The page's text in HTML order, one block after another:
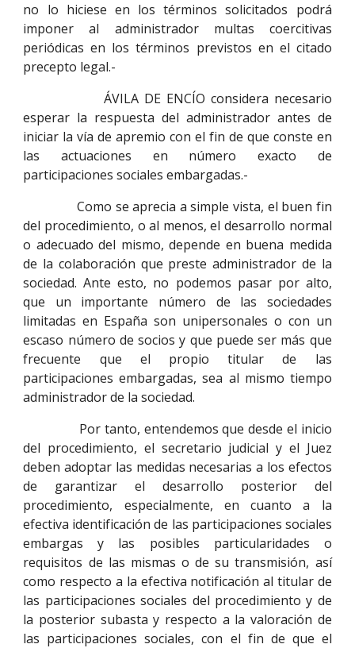
no lo hiciese en los términos solicitados podrá
imponer al administrador multas coercitivas
periódicas en los términos previstos en el citado
precepto legal.-
ÁVILA DE ENCÍO considera necesario
esperar la respuesta del administrador antes de
iniciar la vía de apremio con el fin de que conste en
las actuaciones en número exacto de
participaciones sociales embargadas.-
Como se aprecia a simple vista, el buen fin
del procedimiento, o al menos, el desarrollo normal
o adecuado del mismo, depende en buena medida
de la colaboración que preste administrador de la
sociedad. Ante esto, no podemos pasar por alto,
que un importante número de las sociedades
limitadas en España son unipersonales o con un
escaso número de socios y que puede ser más que
frecuente que el propio titular de las
participaciones embargadas, sea al mismo tiempo
administrador de la sociedad.
Por tanto, entendemos que desde el inicio
del procedimiento, el secretario judicial y el Juez
deben adoptar las medidas necesarias a los efectos
de garantizar el desarrollo posterior del
procedimiento, especialmente, en cuanto a la
efectiva identificación de las participaciones sociales
embargas y las posibles particularidades o
requisitos de las mismas o de su transmisión, así
como respecto a la efectiva notificación al titular de
las participaciones sociales del procedimiento y de
la posterior subasta y respecto a la valoración de
las participaciones sociales, con el fin de que el